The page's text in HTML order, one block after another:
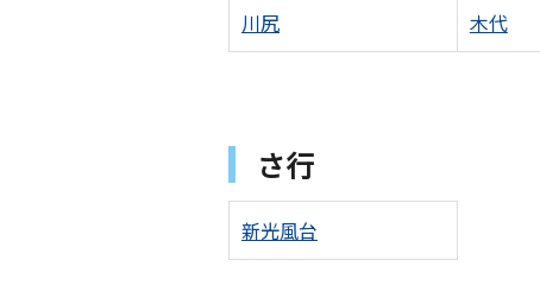
川尻 木代
さ行
新光風台